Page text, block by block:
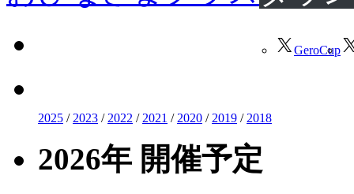
GeroCup
2025 /2023 /2022 /2021 /2020 /2019 /2018
2026年 開催予定